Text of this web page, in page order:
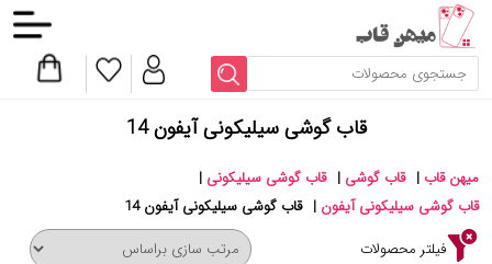
قاب گوشی سیلیکونی آیفون 14
میهن قاب | قاب گوشی | قاب گوشی سیلیکونی |
قاب گوشی سیلیکونی آیفون | قاب گوشی سیلیکونی آیفون 14
فیلتر محصولات